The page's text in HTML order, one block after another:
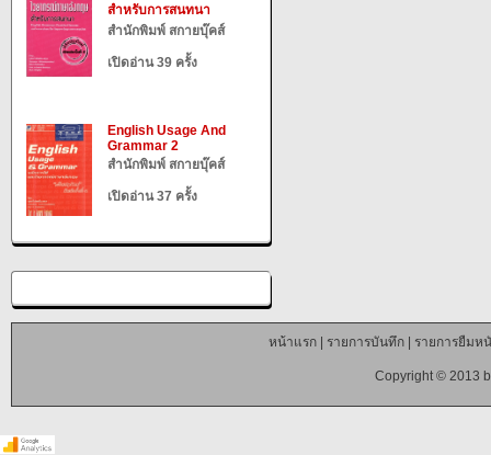
สำหรับการสนทนา
สำนักพิมพ์ สกายบุ๊คส์
เปิดอ่าน 39 ครั้ง
English Usage And
Grammar 2
สำนักพิมพ์ สกายบุ๊คส์
เปิดอ่าน 37 ครั้ง
หน้าแรก| รายการบันทึก| รายการยืมห
Copyright © 2013